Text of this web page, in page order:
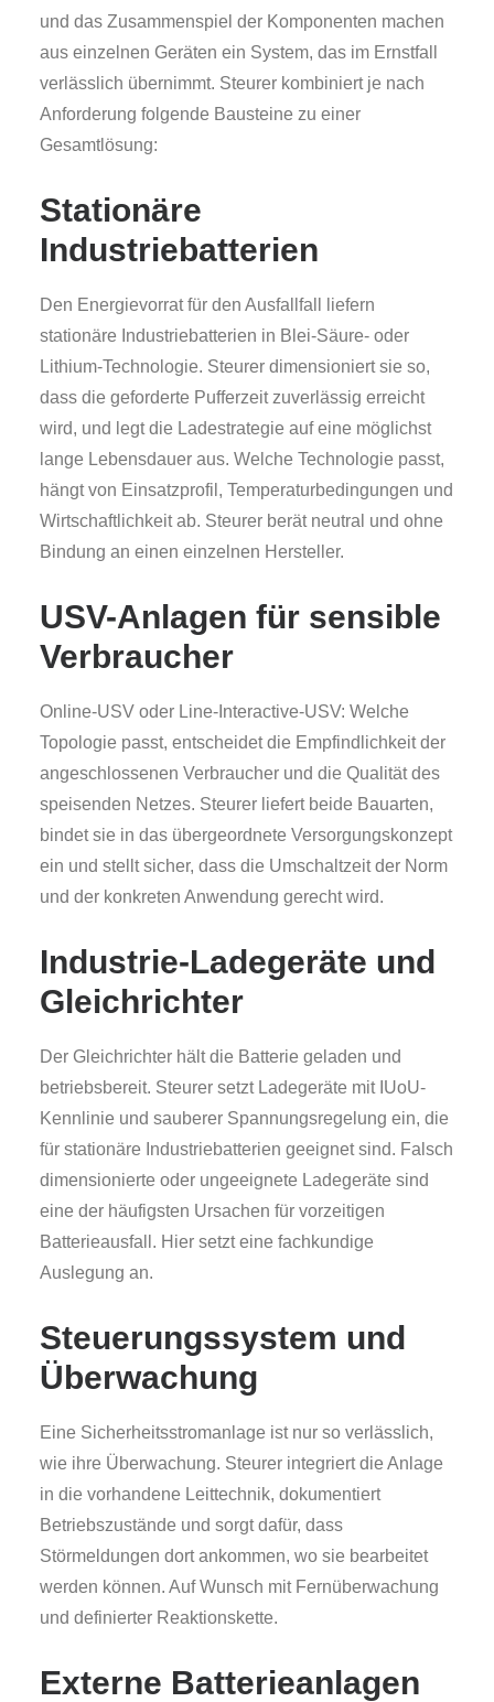
und das Zusammenspiel der Komponenten machen
aus einzelnen Geräten ein System, das im Ernstfall
verlässlich übernimmt. Steurer kombiniert je nach
Anforderung folgende Bausteine zu einer
Gesamtlösung:
Stationäre
Industriebatterien
Den Energievorrat für den Ausfallfall liefern
stationäre Industriebatterien in Blei-Säure- oder
Lithium-Technologie. Steurer dimensioniert sie so,
dass die geforderte Pufferzeit zuverlässig erreicht
wird, und legt die Ladestrategie auf eine möglichst
lange Lebensdauer aus. Welche Technologie passt,
hängt von Einsatzprofil, Temperaturbedingungen und
Wirtschaftlichkeit ab. Steurer berät neutral und ohne
Bindung an einen einzelnen Hersteller.
USV-Anlagen für sensible
Verbraucher
Online-USV oder Line-Interactive-USV: Welche
Topologie passt, entscheidet die Empfindlichkeit der
angeschlossenen Verbraucher und die Qualität des
speisenden Netzes. Steurer liefert beide Bauarten,
bindet sie in das übergeordnete Versorgungskonzept
ein und stellt sicher, dass die Umschaltzeit der Norm
und der konkreten Anwendung gerecht wird.
Industrie-Ladegeräte und
Gleichrichter
Der Gleichrichter hält die Batterie geladen und
betriebsbereit. Steurer setzt Ladegeräte mit IUoU-
Kennlinie und sauberer Spannungsregelung ein, die
für stationäre Industriebatterien geeignet sind. Falsch
dimensionierte oder ungeeignete Ladegeräte sind
eine der häufigsten Ursachen für vorzeitigen
Batterieausfall. Hier setzt eine fachkundige
Auslegung an.
Steuerungssystem und
Überwachung
Eine Sicherheitsstromanlage ist nur so verlässlich,
wie ihre Überwachung. Steurer integriert die Anlage
in die vorhandene Leittechnik, dokumentiert
Betriebszustände und sorgt dafür, dass
Störmeldungen dort ankommen, wo sie bearbeitet
werden können. Auf Wunsch mit Fernüberwachung
und definierter Reaktionskette.
Externe Batterieanlagen